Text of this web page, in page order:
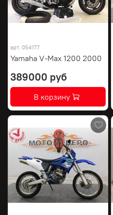
арт. 054177
Yamaha V-Max 1200 2000
389000 руб
В корзину